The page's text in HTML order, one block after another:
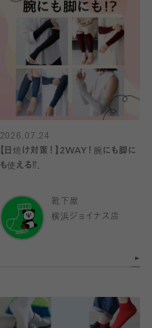
2026.07.24
【日焼け対策！】2WAY！腕にも脚に
も使える⁉︎．
靴下屋
横浜ジョイナス店